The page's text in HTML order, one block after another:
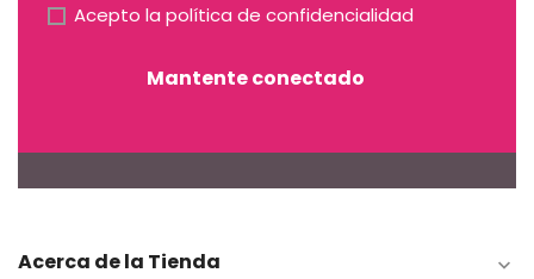
Acepto la política de confidencialidad
Mantente conectado
Acerca de la Tienda 